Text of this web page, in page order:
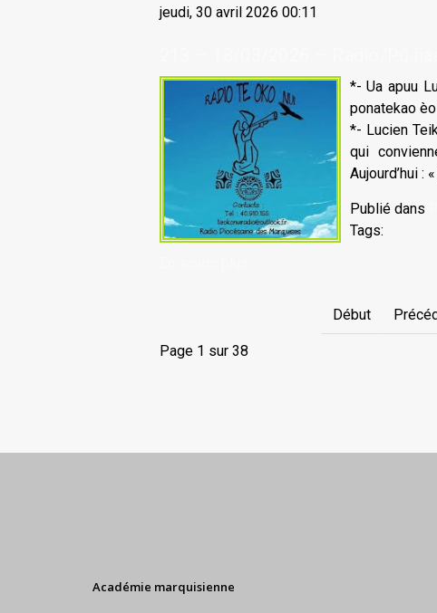
jeudi, 30 avril 2026 00:11
*- Ua apuu
ponatekao
*- Lucien
qui
Aujourd’hui :
Publié dans
Tags:
Début
Page 1 sur 38
Académie marquisienne